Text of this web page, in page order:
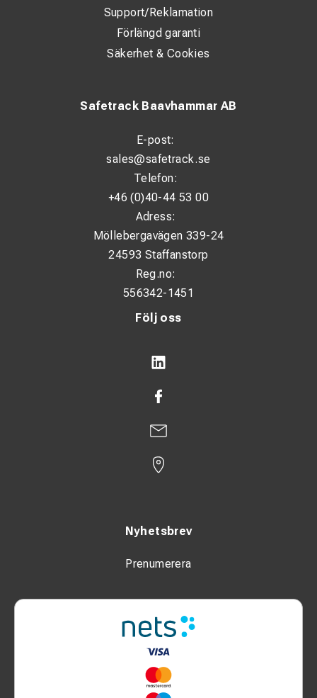
Följ oss
Nyhetsbrev
Prenumerera
Safetrack Baavhammar AB
E-post:
sales@safetrack.se
Telefon:
+46 (0)40-44 53 00
Adress:
Möllebergavägen 339-24
24593 Staffanstorp
Reg.no:
556342-1451
Support/Reklamation
Förlängd garanti
Säkerhet & Cookies